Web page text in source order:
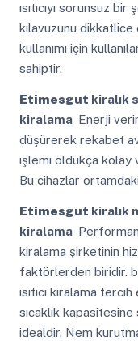
ısıtıcıyı sorunsuz
kılavuzunu
kullanımı için
sahiptir.
Etimesgut kiralık
kiralama Enerji
düşürerek rekabet
işlemi oldukça kolay
Bu cihazlar
Etimesgut kiralık
kiralama
kiralama şirketinin
faktörlerden biridir.
ısıtıcı kiralama
sıcaklık
idealdir. Nem